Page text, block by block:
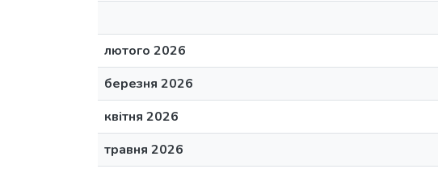
лютого 2026
березня 2026
квітня 2026
травня 2026